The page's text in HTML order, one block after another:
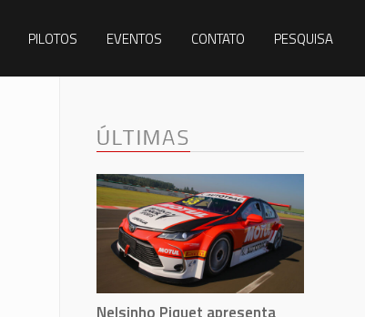
PILOTOS EVENTOS CONTATO PESQUISA
ÚLTIMAS
Nelsinho Piquet apresenta